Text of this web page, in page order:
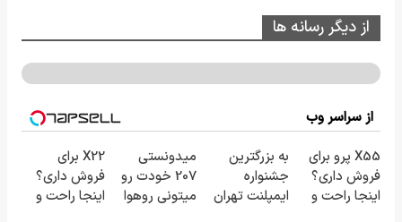
از دیگر رسانه ها
از سراسر وب
X55 پرو برای
فروش داری؟
اینجا راحت و
به بزرگترین
جشنواره
ایمپلنت تهران
میدونستی
207 خودت رو
میتونی روهوا
X22 برای
فروش داری؟
اینجا راحت و